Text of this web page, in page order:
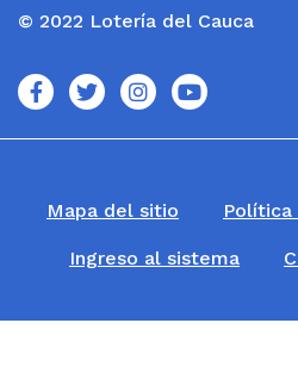
© 2022 Lotería del Cauca
icono iconoicono icono
Mapa del sitio Política
Ingreso al sistema